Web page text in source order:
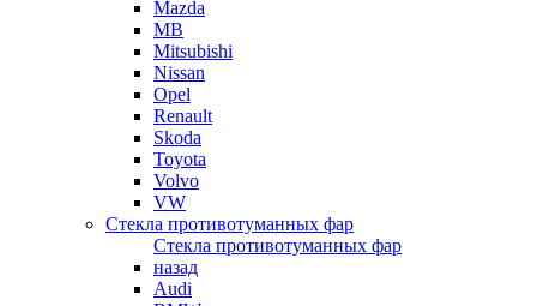
Mazda
MB
Mitsubishi
Nissan
Opel
Renault
Skoda
Toyota
Volvo
VW
Стекла противотуманных фар
Стекла противотуманных фар
назад
Audi